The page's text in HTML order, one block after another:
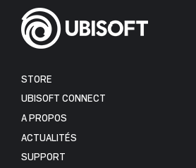
STORE
UBISOFT CONNECT
A PROPOS
ACTUALITÉS
SUPPORT